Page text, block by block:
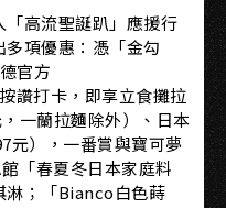
高流聖誕趴」應援行
項優惠：憑「金勾
官方
讚打卡，即享立食攤拉
一蘭拉麵除外）、日本
元），一番賞與寶可夢
「春夏冬日本家庭料
淋；「Bianco白色蒔